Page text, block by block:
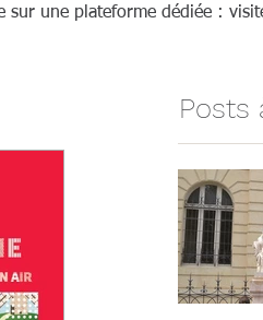
une plateforme dédiée :
Posts